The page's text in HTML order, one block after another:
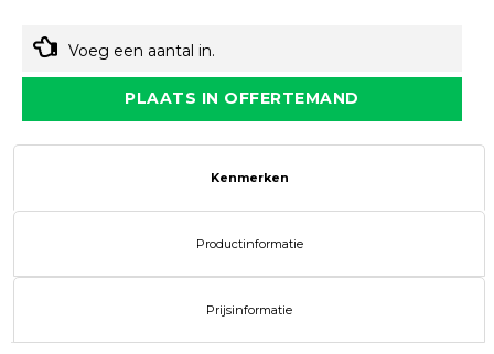
Voeg een aantal in.
PLAATS IN OFFERTEMAND
Kenmerken
Productinformatie
Prijsinformatie